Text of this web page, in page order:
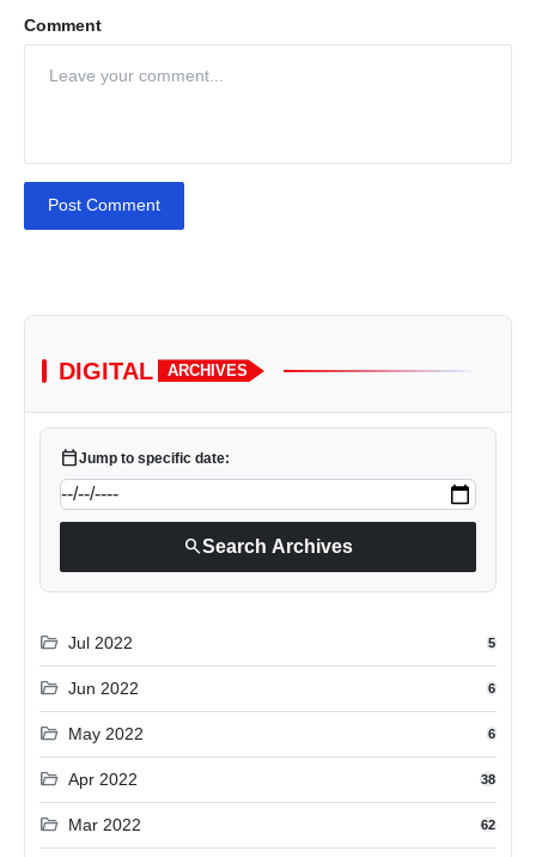
Comment
Post Comment
DIGITAL ARCHIVES
calendar_todayJump to specific date:
searchSearch Archives
folder_open Jul 2022 5
folder_open Jun 2022 6
folder_open May 2022 6
folder_open Apr 2022 38
folder_open Mar 2022 62